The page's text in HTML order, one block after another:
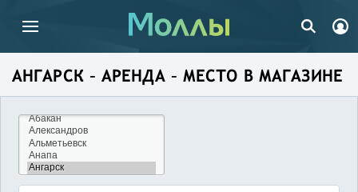
АНГАРСК – АРЕНДА – МЕСТО В МАГАЗИНЕ